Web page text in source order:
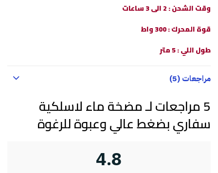
وقت الشحن : 2 الى 3 ساعات
قوة المحرك : 300 واط
طول اللي : 5 متر
مراجعات (5)
5 مراجعات لـ مضخة ماء لاسلكية
سفاري بضغط عالي وعبوة للرغوة
4.8